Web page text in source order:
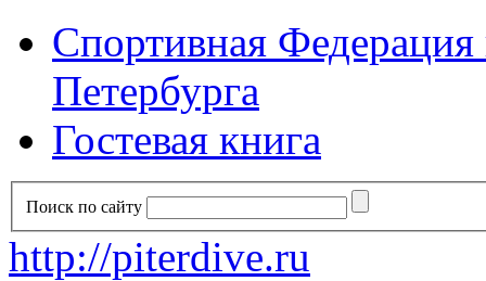
Спортивная
Петербурга
Гостевая книга
Поиск по сайту
http://piterdive.ru